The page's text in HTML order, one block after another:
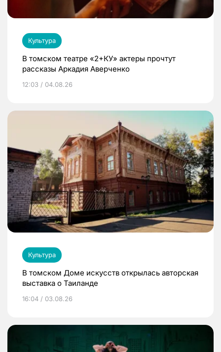
Культура
В томском театре «2+КУ» актеры прочтут
рассказы Аркадия Аверченко
12:03 / 04.08.26
Культура
В томском Доме искусств открылась авторская
выставка о Таиланде
16:04 / 03.08.26